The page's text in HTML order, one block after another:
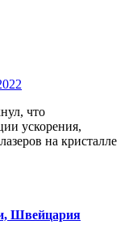
ускорения,
на кристалле
Швейцария